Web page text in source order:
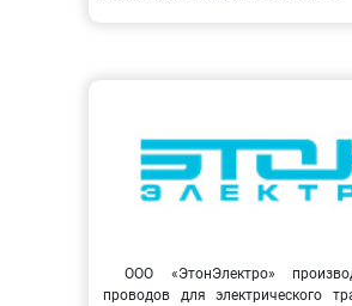
ООО «ЭтонЭлектро»
проводов для электрического